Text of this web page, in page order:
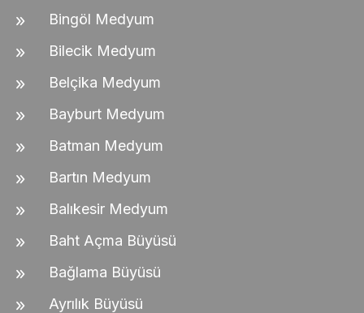
Bingöl Medyum
Bilecik Medyum
Belçika Medyum
Bayburt Medyum
Batman Medyum
Bartın Medyum
Balıkesir Medyum
Baht Açma Büyüsü
Bağlama Büyüsü
Ayrılık Büyüsü